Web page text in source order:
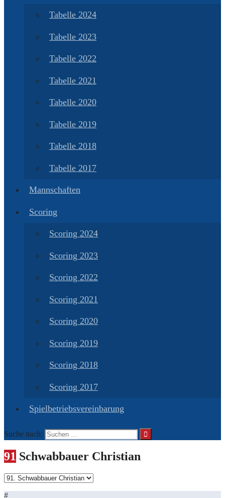
Tabelle 2024
Tabelle 2023
Tabelle 2022
Tabelle 2021
Tabelle 2020
Tabelle 2019
Tabelle 2018
Tabelle 2017
Mannschaften
Scoring
Scoring 2024
Scoring 2023
Scoring 2022
Scoring 2021
Scoring 2020
Scoring 2019
Scoring 2018
Scoring 2017
Spielbetriebsvereinbarung
Suche nach:
91 Schwabbauer Christian
#